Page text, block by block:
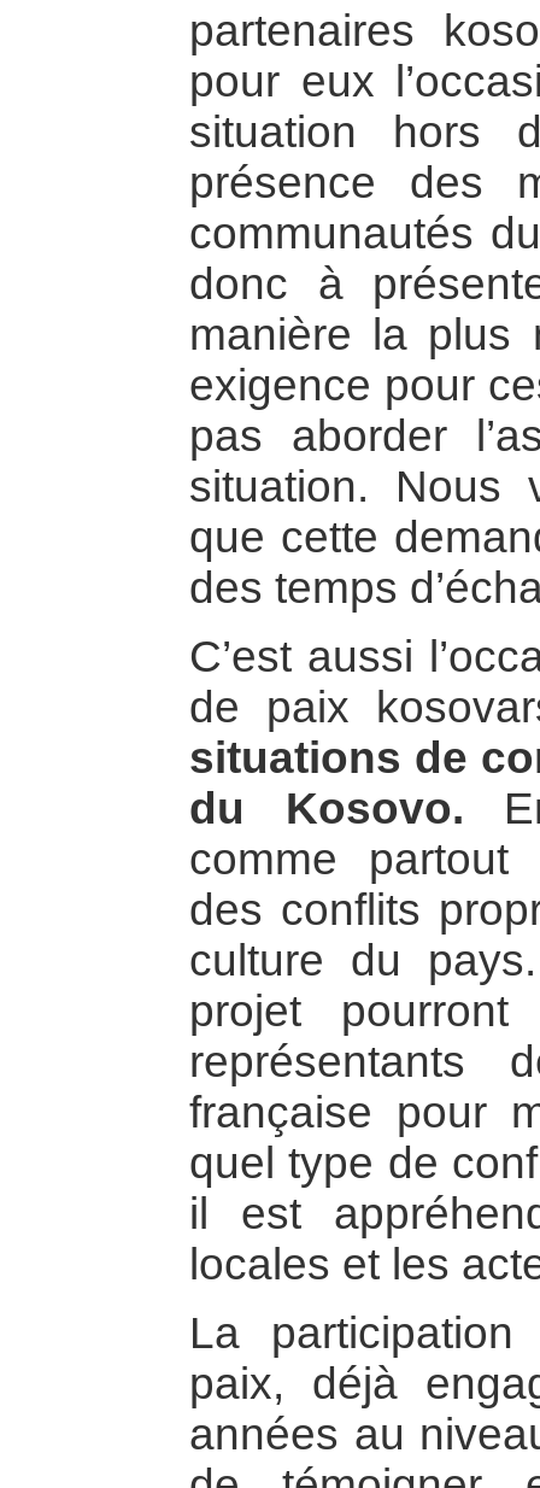
partenaires
pour eux
situation hors
présence des
communautés
donc à
manière la plus
exigence pour
pas aborder
situation. Nous
que cette
des temps
C’est aussi
de paix
situations de
du Kosovo.
comme
des conflits
culture du
projet
représentants
française pour
quel type de
il est
locales et les
La
paix, déjà
années au